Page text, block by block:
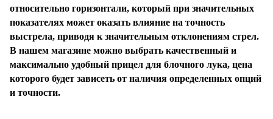
относительно горизонтали, который при значительных
показателях может оказать влияние на точность
выстрела, приводя к значительным отклонениям стрел.
В нашем магазине можно выбрать качественный и
максимально удобный прицел для блочного лука, цена
которого будет зависеть от наличия определенных опций
и точности.